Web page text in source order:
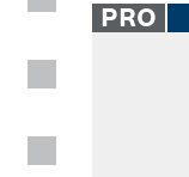
PRO